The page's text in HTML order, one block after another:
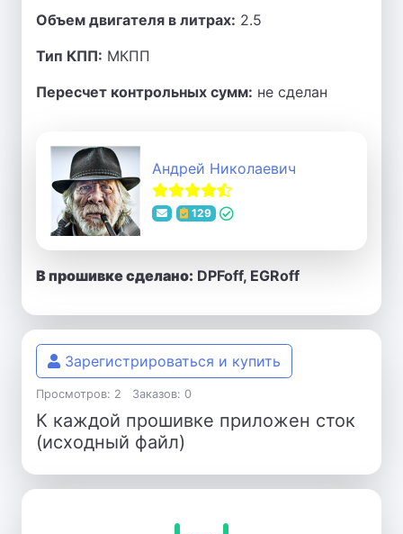
Объем двигателя в литрах: 2.5
Тип КПП: МКПП
Пересчет контрольных сумм: не сделан
Андрей Николаевич
129
В прошивке сделано: DPFoff, EGRoff
Зарегистрироваться и купить
Просмотров: 2 Заказов: 0
К каждой прошивке приложен сток
(исходный файл)